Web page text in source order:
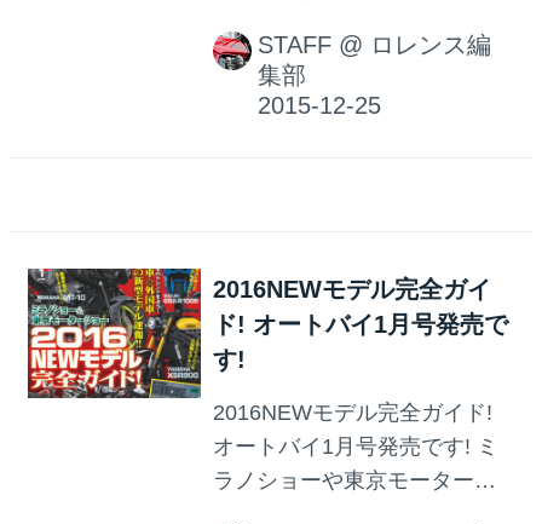
ションに加え、 YAMAHA
「XSR900」や、400ccの
DUCATI 「スクランブラー
存版のアルバムを収録。 読み
応えたっぷりの1冊となってい
るオートバイ2月号は、 12月
イ 2016年 2月号 販売価格(税
込): 980 円 発売日 : 2015年12
月26日
STAFF @ ロレンス編
集部
2016NEWモデル完全ガイ
ド! オートバイ1月号発売で
す!
2016NEWモデル完全ガイド!
オートバイ1月号発売です! ミ
ラノショーや東京モーターシ